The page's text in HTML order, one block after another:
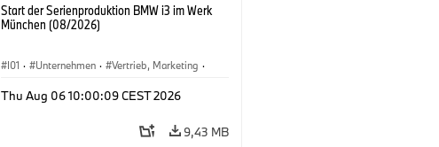
Start der Serienproduktion BMW i3 im Werk
München (08/2026)
I01 · Unternehmen · Vertrieb, Marketing ·
Thu Aug 06 10:00:09 CEST 2026
9,43 MB